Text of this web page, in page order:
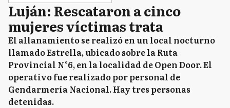
Luján: Rescataron a cinco
mujeres víctimas trata
El allanamiento se realizó en un local nocturno
llamado Estrella, ubicado sobre la Ruta
Provincial N°6, en la localidad de Open Door. El
operativo fue realizado por personal de
Gendarmería Nacional. Hay tres personas
detenidas.